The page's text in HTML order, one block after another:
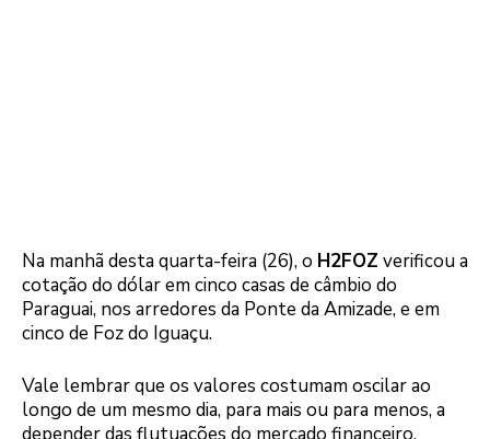
Na manhã desta quarta-feira (26), o H2FOZ verificou a
cotação do dólar em cinco casas de câmbio do
Paraguai, nos arredores da Ponte da Amizade, e em
cinco de Foz do Iguaçu.
Vale lembrar que os valores costumam oscilar ao
longo de um mesmo dia, para mais ou para menos, a